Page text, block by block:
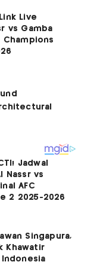
Live
vs Gamba
Champions
Jadwal
Nassr vs
AFC
2 2025-2026
Singapura,
Khawatir